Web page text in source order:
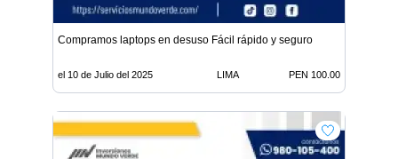
Compramos laptops en desuso Fácil rápido y seguro
el 10 de Julio del 2025 LIMA PEN 100.00